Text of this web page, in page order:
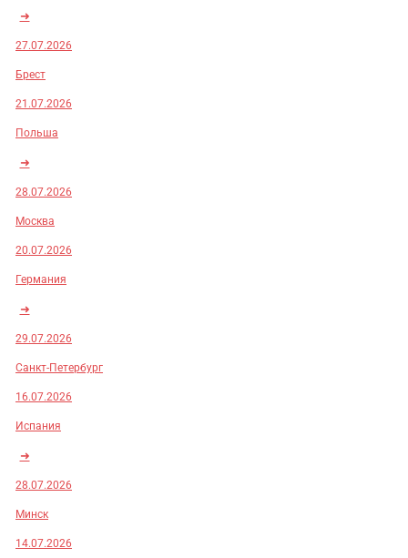
➜
27.07.2026
Брест
21.07.2026
Польша
➜
28.07.2026
Москва
20.07.2026
Германия
➜
29.07.2026
Санкт-Петербург
16.07.2026
Испания
➜
28.07.2026
Минск
14.07.2026